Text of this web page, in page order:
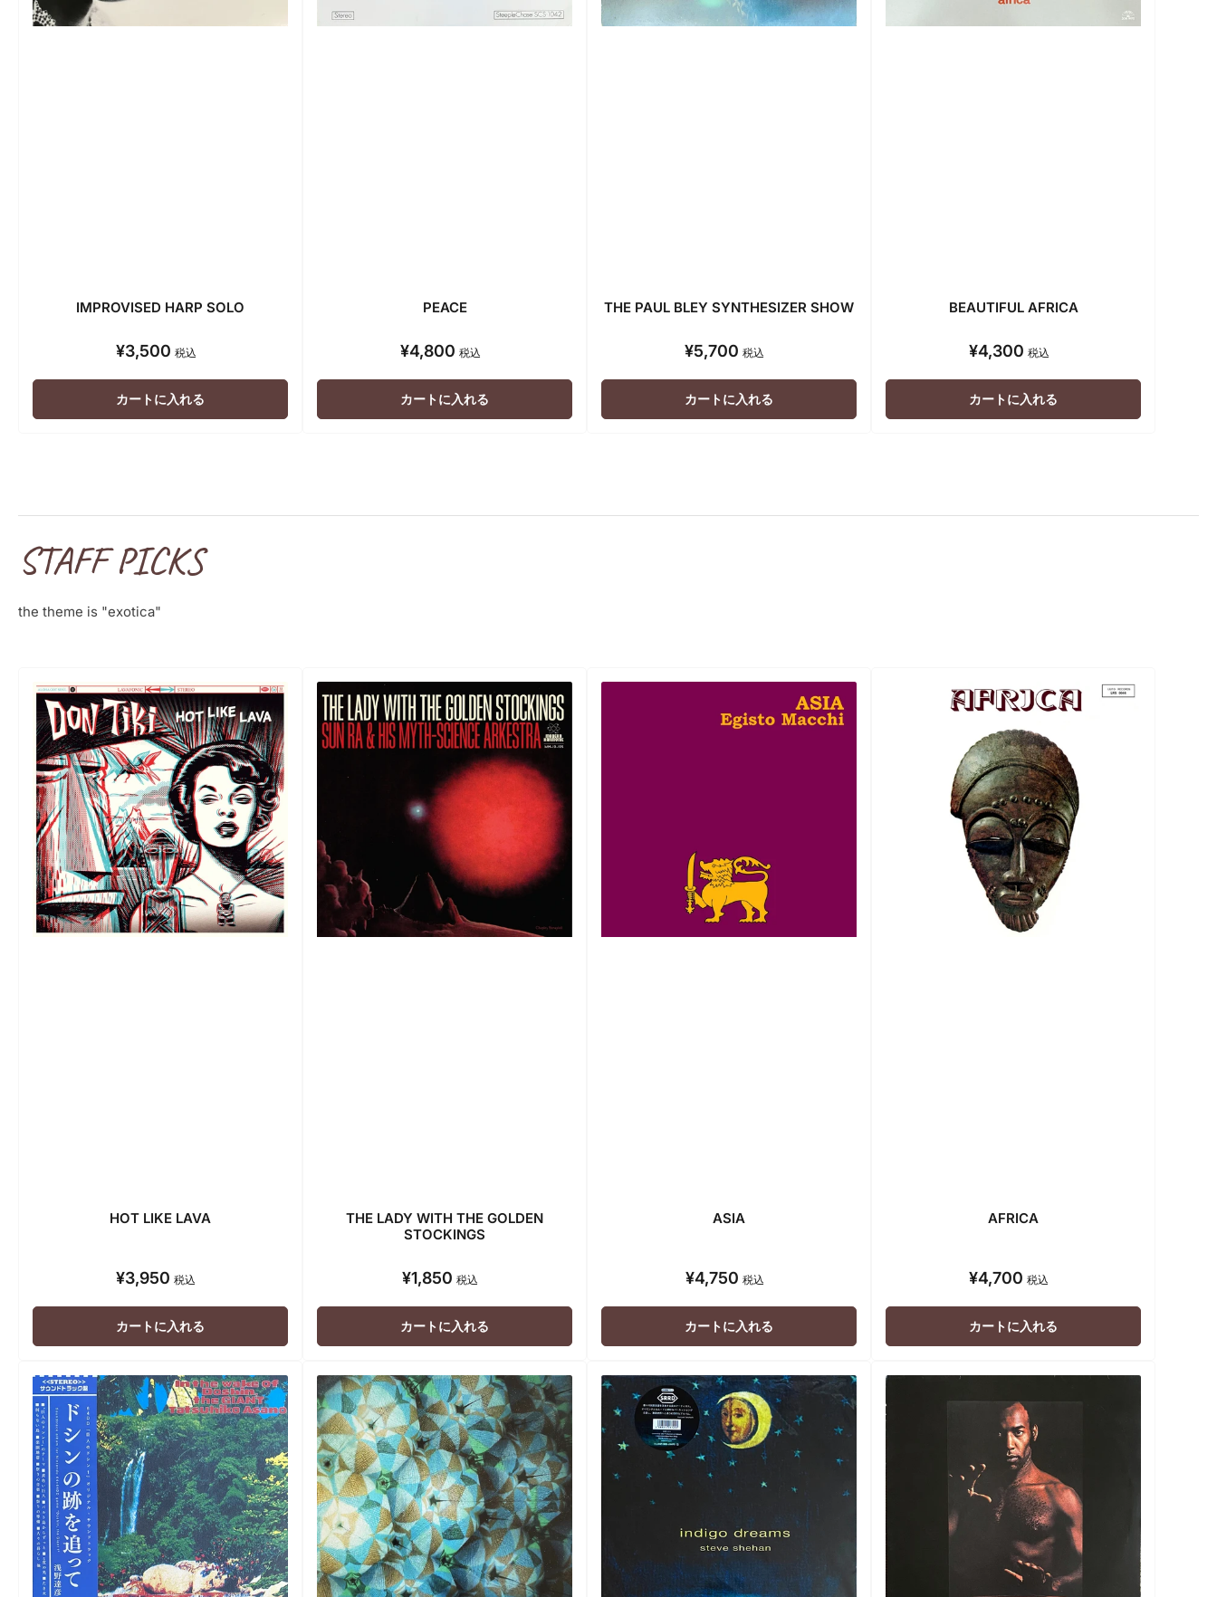
IMPROVISED HARP SOLO
通
価
格
¥3,500 税込
カートに入れる
PEACE
通
価
格
¥4,800 税込
カートに入れる
THE PAUL BLEY SYNTHESIZER SHOW
通
価
格
¥5,700 税込
カートに入れる
BEAUTIFUL AFRICA
通
価
格
¥4,300 税込
カートに入れる
STAFF PICKS
the theme is "exotica"
HOT LIKE LAVA
通
価
格
¥3,950 税込
カートに入れる
THE LADY WITH THE GOLDEN
STOCKINGS
通
価
格
¥1,850 税込
カートに入れる
ASIA
通
価
格
¥4,750 税込
カートに入れる
AFRICA
通
価
格
¥4,700 税込
カートに入れる